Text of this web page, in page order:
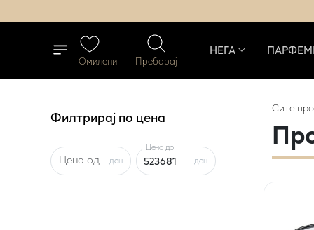
Омилени Пребарај
НЕГА
Филтрирај по цена
ден.
Цена од ден.
Цена до
Сите